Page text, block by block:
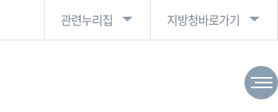
관련누리집 지방청바로가기